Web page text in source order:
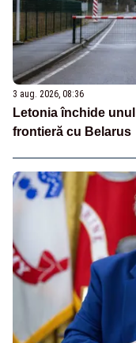
3 aug. 2026, 08:36
Letonia închide
frontieră cu Belarus